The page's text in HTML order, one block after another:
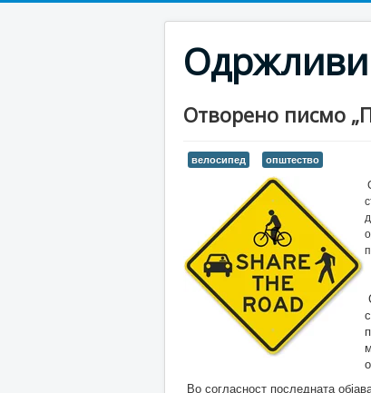
Отворено писмо
велосипед општество
Во согласност последната